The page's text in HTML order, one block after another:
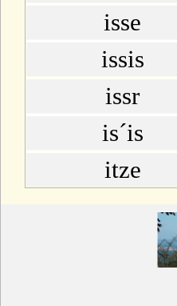
isse
issis
issr
is´is
itze